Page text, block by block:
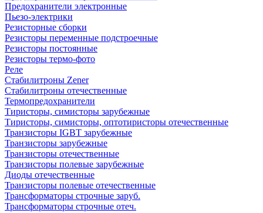
Предохранители электронные
Пьезо-электрики
Резисторные сборки
Резисторы переменные подстроечные
Резисторы постоянные
Резисторы термо-фото
Реле
Стабилитроны Zener
Стабилитроны отечественные
Термопредохранители
Тиристоры, симисторы зарубежные
Тиристоры, симисторы, оптотиристоры отечественные
Транзисторы IGBT зарубежные
Транзисторы зарубежные
Транзисторы отечественные
Транзисторы полевые зарубежные
Диоды отечественные
Транзисторы полевые отечественные
Трансформаторы строчные заруб.
Трансформаторы строчные отеч.